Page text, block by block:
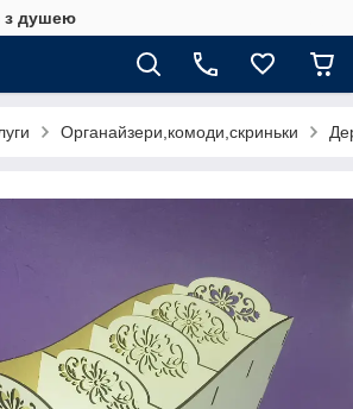
з душею
Органайзери,комоди,скриньки